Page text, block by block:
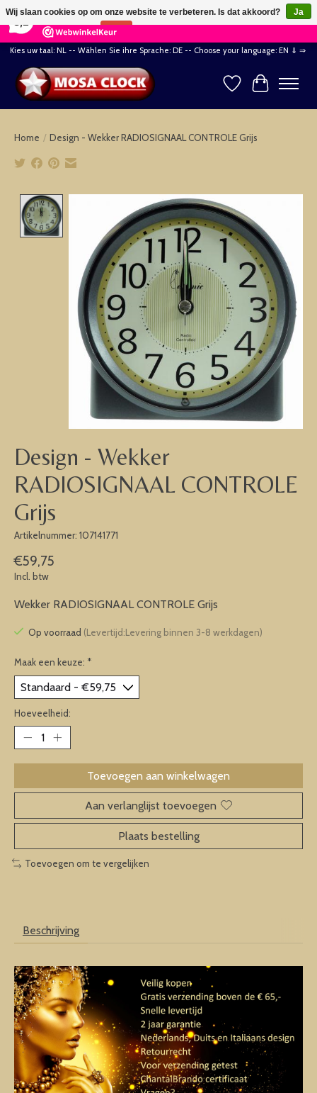
164 Reviews ×
Kies uw taal: NL -- Wählen Sie ihre Sprache: DE -- Choose your language: EN ⇓ ⇒
Verlanglijst
Home / Design - Wekker RADIOSIGNAAL CONTROLE Grijs
Product image slideshow Items
Design - Wekker
RADIOSIGNAAL CONTROLE
Grijs
Artikelnummer: 107141771
€59,75
Incl. btw
Wekker RADIOSIGNAAL CONTROLE Grijs
Op voorraad (Levertijd:Levering binnen 3-8 werkdagen)
Maak een keuze: *
Hoeveelheid:
Toevoegen aan winkelwagen
Aan verlanglijst toevoegen
Plaats bestelling
Toevoegen om te vergelijken
Beschrijving
Wij slaan cookies op om onze website te verbeteren. Is dat akkoord?
Ja
Nee